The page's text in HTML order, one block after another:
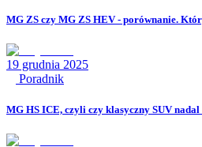
MG ZS czy MG ZS HEV - porównanie.
19 grudnia 2025
Poradnik
MG HS ICE, czyli czy klasyczny SUV nadal